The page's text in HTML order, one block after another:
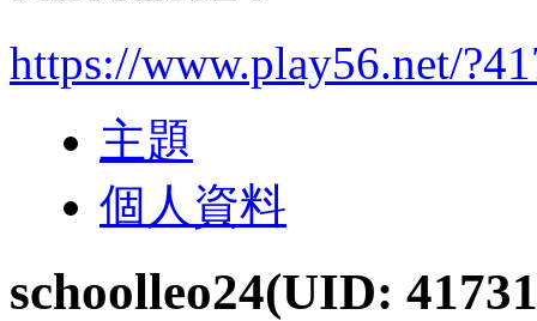
https://www.play56.net/
主題
個人資料
schoolleo24(UID: